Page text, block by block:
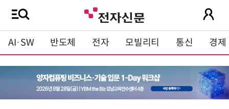
AI·SW 반도체 전자 모빌리티 통신 경제